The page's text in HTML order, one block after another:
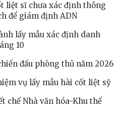
liệt sĩ chưa xác định thông
để giám định ADN
lấy mẫu xác định danh
10
đấu phòng thủ năm 2026
vụ lấy mẫu hài cốt liệt sỹ
chế Nhà văn hóa-Khu thể